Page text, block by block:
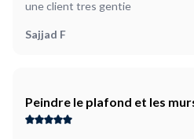
une client tres gentie
Sajjad F
Peindre le plafond et les